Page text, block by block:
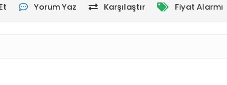
Yorum Yaz Karşılaştır Fiyat Alarmı